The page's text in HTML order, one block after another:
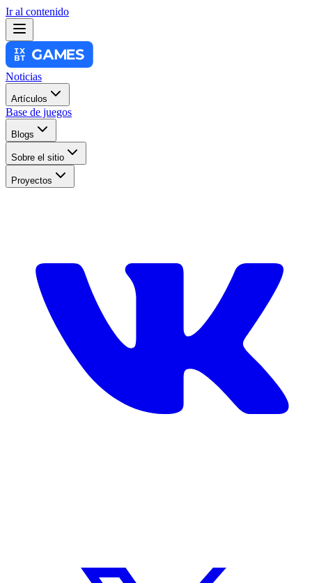
Ir al contenido
Noticias
Artículos
Base de juegos
Blogs
Sobre el sitio
Proyectos